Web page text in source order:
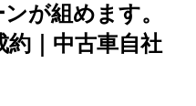
が組めます。
｜中古車自社